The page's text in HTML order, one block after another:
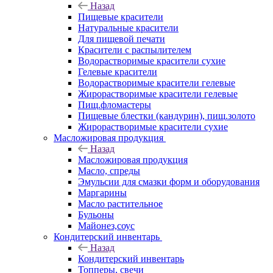
Назад
Пищевые красители
Натуральные красители
Для пищевой печати
Красители с распылителем
Водорастворимые красители сухие
Гелевые красители
Водорастворимые красители гелевые
Жирорастворимые красители гелевые
Пищ.фломастеры
Пищевые блестки (кандурин), пищ.золото
Жирорастворимые красители сухие
Масложировая продукция
Назад
Масложировая продукция
Масло, спреды
Эмульсии для смазки форм и оборудования
Маргарины
Масло растительное
Бульоны
Майонез,соус
Кондитерский инвентарь
Назад
Кондитерский инвентарь
Топперы, свечи